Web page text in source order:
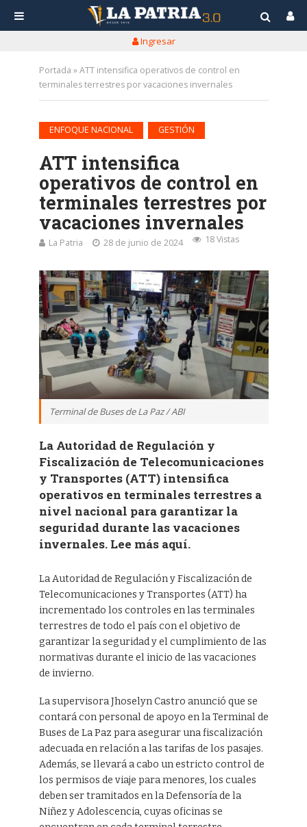
Ingresar
Portada »ATT intensifica operativos de control en
terminales terrestres por vacaciones invernales
ENFOQUE NACIONAL GESTIÓN
ATT intensifica
operativos de control en
terminales terrestres por
vacaciones invernales
La Patria 28 de junio de 2024 18 Vistas
Terminal de Buses de La Paz / ABI
La Autoridad de Regulación y
Fiscalización de Telecomunicaciones
y Transportes (ATT) intensifica
operativos en terminales terrestres a
nivel nacional para garantizar la
seguridad durante las vacaciones
invernales. Lee más aquí.
La Autoridad de Regulación y Fiscalización de
Telecomunicaciones y Transportes (ATT) ha
incrementado los controles en las terminales
terrestres de todo el país con el objetivo de
garantizar la seguridad y el cumplimiento de las
normativas durante el inicio de las vacaciones
de invierno.
La supervisora Jhoselyn Castro anunció que se
contará con personal de apoyo en la Terminal de
Buses de La Paz para asegurar una fiscalización
adecuada en relación a las tarifas de los pasajes.
Además, se llevará a cabo un estricto control de
los permisos de viaje para menores, los cuales
deben ser tramitados en la Defensoría de la
Niñez y Adolescencia, cuyas oficinas se